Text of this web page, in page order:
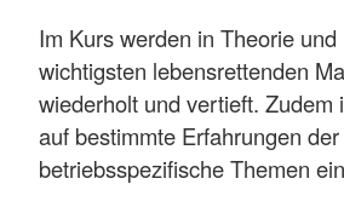
Im Kurs werden in Theorie
wichtigsten lebensrettenden
wiederholt und vertieft. Zudem
auf bestimmte Erfahrungen
betriebsspezifische Themen